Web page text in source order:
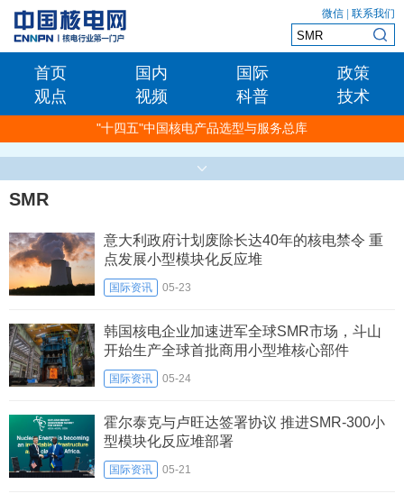
微信 联系我们
首页 国内 国际
政策
观点
视频 科普 技术
"十四五"中国核电产品选型与服务总库
SMR
意大利政府计划废除长达40年的核电禁令 重
点发展小型模块化反应堆
国际资讯 05-23
韩国核电企业加速进军全球SMR市场，斗山
开始生产全球首批商用小型堆核心部件
国际资讯 05-24
霍尔泰克与卢旺达签署协议 推进SMR-300小
型模块化反应堆部署
国际资讯 05-21